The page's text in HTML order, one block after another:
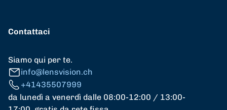
Contattaci
Siamo qui per te.
info@lensvision.ch
+41435507999
da lunedì a venerdì dalle 08:00-12:00 / 13:00-